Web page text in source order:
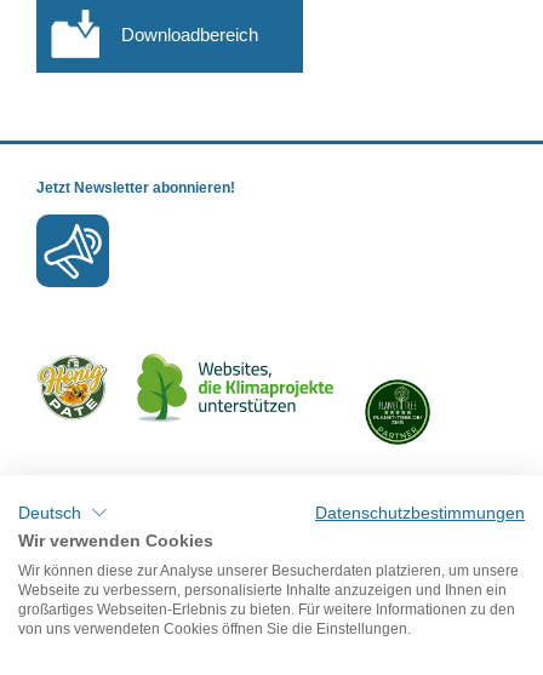
Downloadbereich
Jetzt Newsletter abonnieren!
Deutsch
Datenschutzbestimmungen
Wir verwenden Cookies
Wir können diese zur Analyse unserer Besucherdaten platzieren, um unsere
Webseite zu verbessern, personalisierte Inhalte anzuzeigen und Ihnen ein
großartiges Webseiten-Erlebnis zu bieten. Für weitere Informationen zu den
von uns verwendeten Cookies öffnen Sie die Einstellungen.